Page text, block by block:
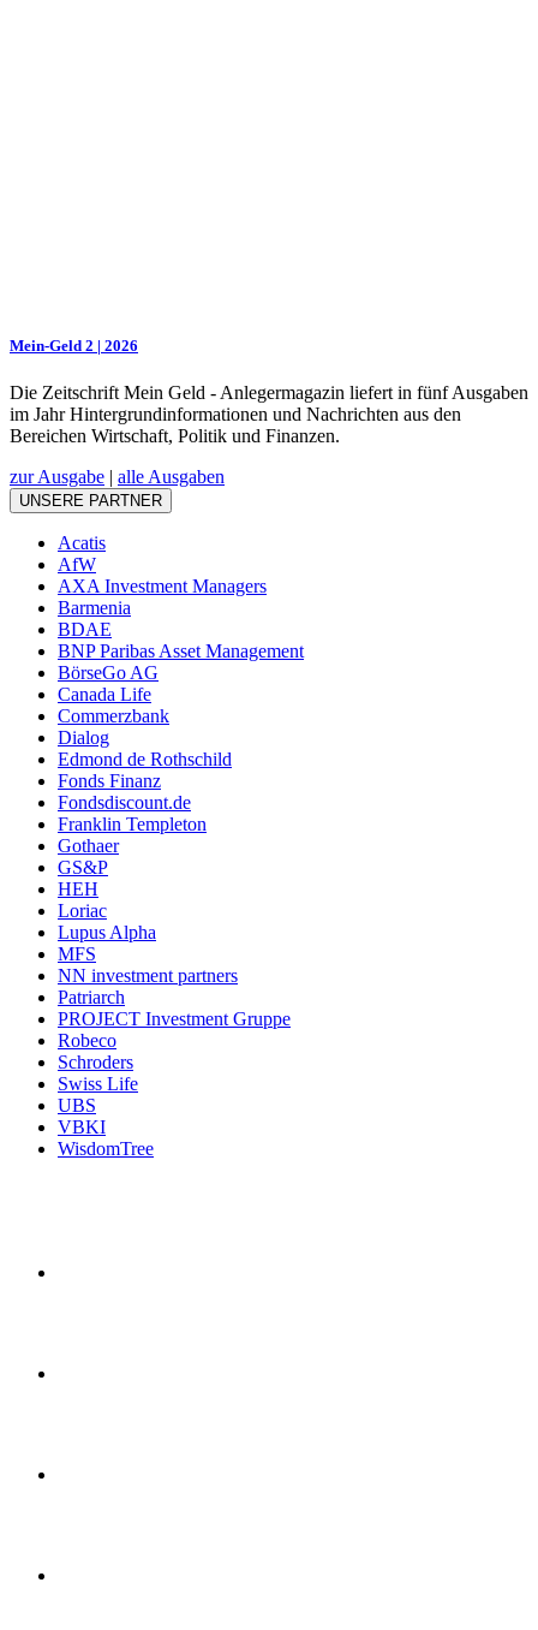
Mein-Geld 2 | 2026
Die Zeitschrift Mein Geld - Anlegermagazin liefert in fünf Ausgaben
im Jahr Hintergrundinformationen und Nachrichten aus den
Bereichen Wirtschaft, Politik und Finanzen.
zur Ausgabe | alle Ausgaben
UNSERE PARTNER
Acatis
AfW
AXA Investment Managers
Barmenia
BDAE
BNP Paribas Asset Management
BörseGo AG
Canada Life
Commerzbank
Dialog
Edmond de Rothschild
Fonds Finanz
Fondsdiscount.de
Franklin Templeton
Gothaer
GS&P
HEH
Loriac
Lupus Alpha
MFS
NN investment partners
Patriarch
PROJECT Investment Gruppe
Robeco
Schroders
Swiss Life
UBS
VBKI
WisdomTree